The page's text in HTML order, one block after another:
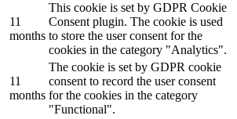
11
months
This cookie is set by GDPR Cookie
Consent plugin. The cookie is used
to store the user consent for the
cookies in the category "Analytics".
11
months
The cookie is set by GDPR cookie
consent to record the user consent
for the cookies in the category
"Functional".